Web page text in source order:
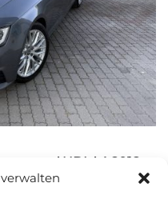
AUDI A4 2018